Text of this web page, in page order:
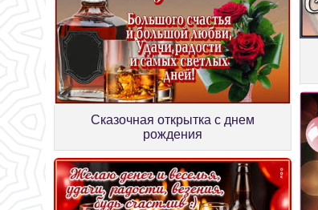
Сказочная открытка с днем
рождения